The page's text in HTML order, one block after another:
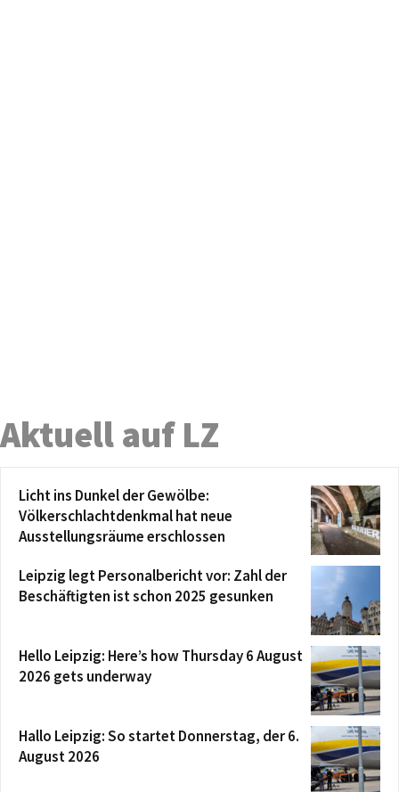
Aktuell auf LZ
Licht ins Dunkel der Gewölbe:
Völkerschlachtdenkmal hat neue
Ausstellungsräume erschlossen
Leipzig legt Personalbericht vor: Zahl der
Beschäftigten ist schon 2025 gesunken
Hello Leipzig: Here’s how Thursday 6 August
2026 gets underway
Hallo Leipzig: So startet Donnerstag, der 6.
August 2026